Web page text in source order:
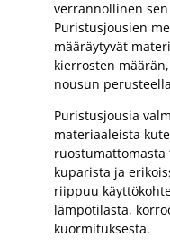
verrannollinen
Puristusjousien
määräytyvät
kierrosten
nousun
Puristusjousia
materiaaleista
kuparista ja
riippuu
lämpötilasta,
kuormituksesta.